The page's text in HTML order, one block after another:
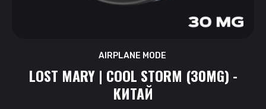
AIRPLANE MODE
LOST MARY | COOL STORM (30MG) -
КИТАЙ